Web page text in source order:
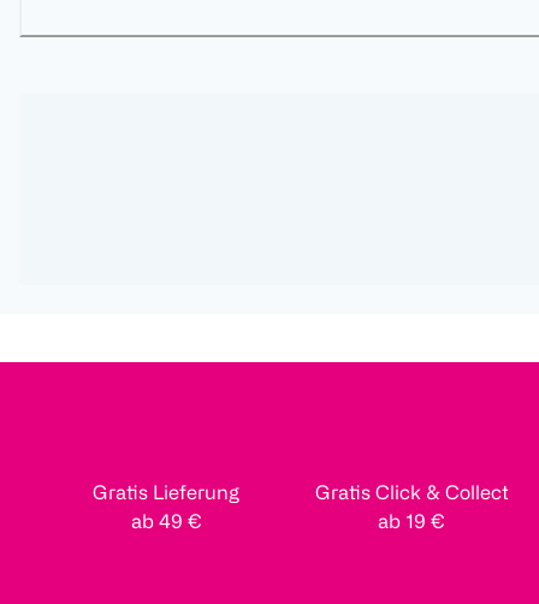
Gratis Lieferung
ab 49 €
Gratis Click & Collect
ab 19 €